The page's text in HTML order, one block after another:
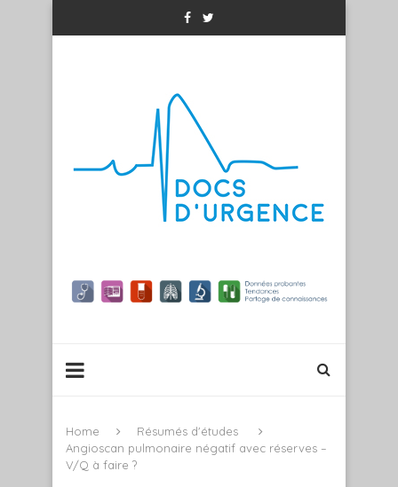
Home
Résumés d'études
Angioscan pulmonaire négatif avec réserves –
V/Q à faire ?